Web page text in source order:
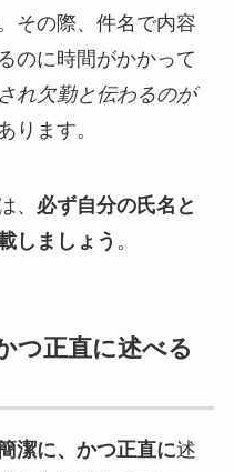
その際、件名で内容
のに時間がかかって
れ欠勤と伝わるのが
ります。
、 必ず自分の氏名と
しましょう 。
つ正直に述べる
潔に、かつ正直に述